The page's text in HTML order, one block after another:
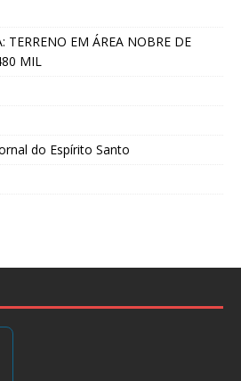
TERRENO EM ÁREA NOBRE DE
MIL
do Espírito Santo